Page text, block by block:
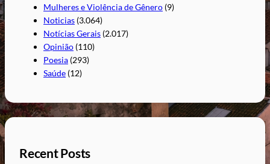
Mulheres e Violência de Gênero (9)
Noticias (3.064)
Notícias Gerais (2.017)
Opinião (110)
Poesia (293)
Saúde (12)
Recent Posts